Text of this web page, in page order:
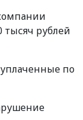
тысяч рублей
по